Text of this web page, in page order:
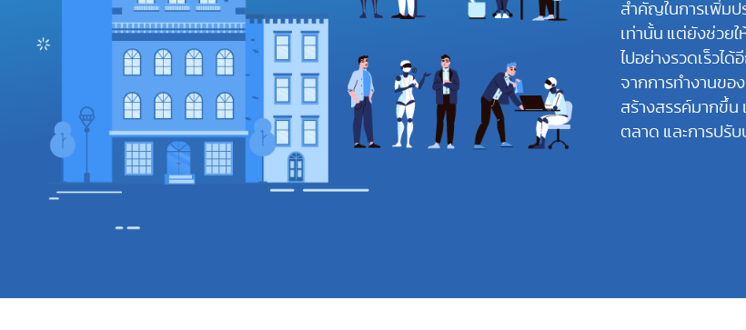
สำคัญในการเพิ่มป
เท่านั้น แต่ยังช่วย
ไปอย่างรวดเร็วไ
จากการทำงานขอ
สร้างสรรค์มากขึ้น
ตลาด และการปรั